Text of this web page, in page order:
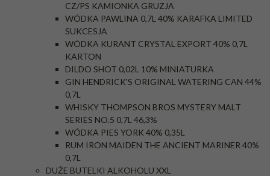
CZ/PS KAMIONKA GRUZJA
WÓDKA PAWLINA 0,7L 40% KARAFKA LIMITED
SUKCESJA
WÓDKA KURANT CRYSTAL EXPORT 40% 0,7L
KARTON
DILDO SHOT 0,02L 10% MINIATURKA
GIN HENDRICK'S ORIGINAL WATERING CAN 44%
0,7L
WHISKY THOMPSON BROS MYSTERY MALT
SERIES NO.5 0,7L 46,3%
WÓDKA PIES YORK 40% 0,35L
RUM IRON MAIDEN THE ANCIENT MARINER 40%
0,7L
DUŻE BUTELKI ALKOHOLU XXL